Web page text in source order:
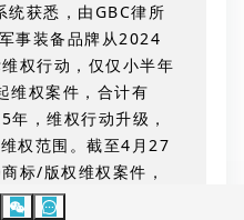
统获悉，由GBC律所
事装备品牌从2024
权行动，仅仅小半年
维权案件，合计有
，维权行动升级，
权范围。截至4月27
标/版权维权案件，
1160、25-cv-1052